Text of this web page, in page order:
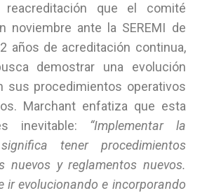
que el comité
noviembre ante la SEREMI de
años de acreditación continua,
demostrar una evolución
sus procedimientos operativos
Marchant enfatiza que esta
inevitable: “Implementar la
tener procedimientos
nuevos y reglamentos nuevos.
ir evolucionando e incorporando